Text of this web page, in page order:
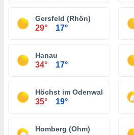
Gersfeld (Rhön)
29° 17°
Hanau
34° 17°
Höchst im Odenwald
35° 19°
Homberg (Ohm)